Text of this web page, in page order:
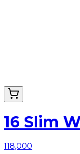
16 Slim
118,000